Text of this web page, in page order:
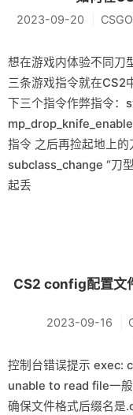
2023-09-20
想在游戏内体验不同刀
三条游戏指令就在CS2
下三个指令作弊指令：
指令 之后再捡起地上的
subclass_change “刀
起丢
CS2 config配置
2023-09-16
控制台错误提示
unable to read file一
确保文件格式后缀名是